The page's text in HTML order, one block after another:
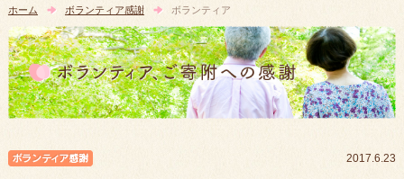
ホーム ボランティア感謝 ボランティア
2017.6.23